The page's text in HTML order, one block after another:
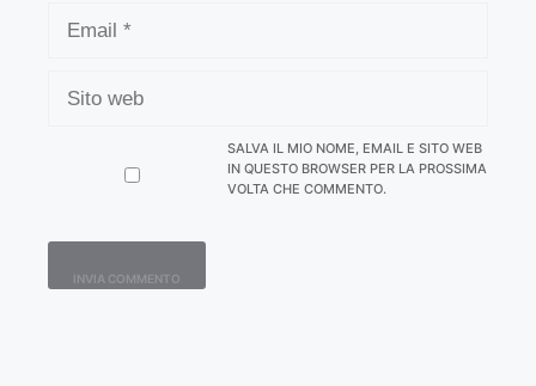
WEB
SALVA IL MIO NOME, EMAIL E SITO WEB
IN QUESTO BROWSER PER LA PROSSIMA
VOLTA CHE COMMENTO.